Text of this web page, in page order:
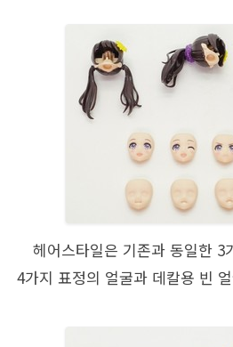
헤어스타일은 기존과 동일한 3
4가지 표정의 얼굴과 데칼용 빈